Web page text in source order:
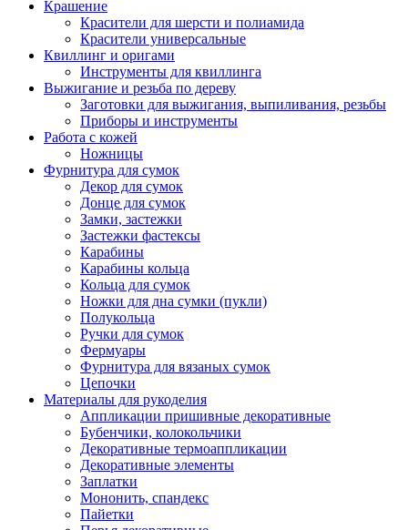
Крашение
Красители для шерсти и полиамида
Красители универсальные
Квиллинг и оригами
Инструменты для квиллинга
Выжигание и резьба по дереву
Заготовки для выжигания, выпиливания, резьбы
Приборы и инструменты
Работа с кожей
Ножницы
Фурнитура для сумок
Декор для сумок
Донце для сумок
Замки, застежки
Застежки фастексы
Карабины
Карабины кольца
Кольца для сумок
Ножки для дна сумки (пукли)
Полукольца
Ручки для сумок
Фермуары
Фурнитура для вязаных сумок
Цепочки
Материалы для рукоделия
Аппликации пришивные декоративные
Бубенчики, колокольчики
Декоративные термоаппликации
Декоративные элементы
Заплатки
Мононить, спандекс
Пайетки